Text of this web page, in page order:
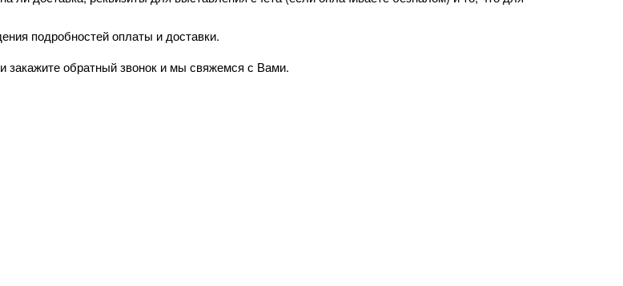
подробностей оплаты и доставки.
закажите обратный звонок и мы свяжемся с Вами.